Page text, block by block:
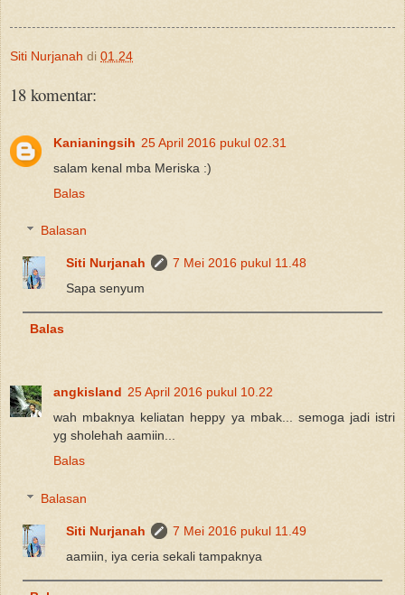
Siti Nurjanah di 01.24
18 komentar:
Kanianingsih 25 April 2016 pukul 02.31
salam kenal mba Meriska :)
Balas
Balasan
Siti Nurjanah
7 Mei 2016 pukul 11.48
Sapa senyum
Balas
angkisland 25 April 2016 pukul 10.22
wah mbaknya keliatan heppy ya mbak... semoga jadi istri
yg sholehah aamiin...
Balas
Balasan
Siti Nurjanah
7 Mei 2016 pukul 11.49
aamiin, iya ceria sekali tampaknya